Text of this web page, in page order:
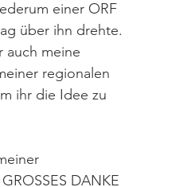
einer ORF
über ihn drehte.
auch meine
regionalen
ihr die Idee zu
DANKE